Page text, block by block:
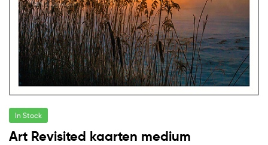
In Stock
Art Revisited kaarten medium